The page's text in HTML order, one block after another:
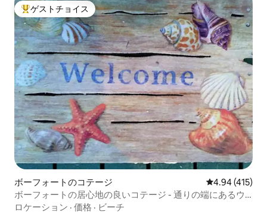
大好評のゲストチョイスです。
ゲストチョイス
ボーフォートのコテージ レビュー415
4.94 (415)
ボーフォートの居心地の良いコテージ - 通りの端にあるウ
ォーターフロント
ロケーション · 価格 · ビーチ